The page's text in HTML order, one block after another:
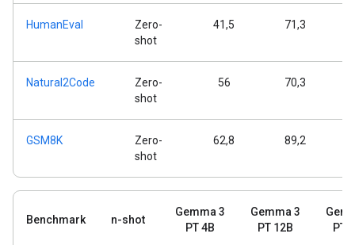
HumanEval
Zero-
shot
41,5 71,3
Natural2Code
Zero-
shot
56 70,3
GSM8K
Zero-
shot
62,8 89,2
Benchmark n-shot
Gemma 3
PT 4B
Gemma 3
PT 12B
PT